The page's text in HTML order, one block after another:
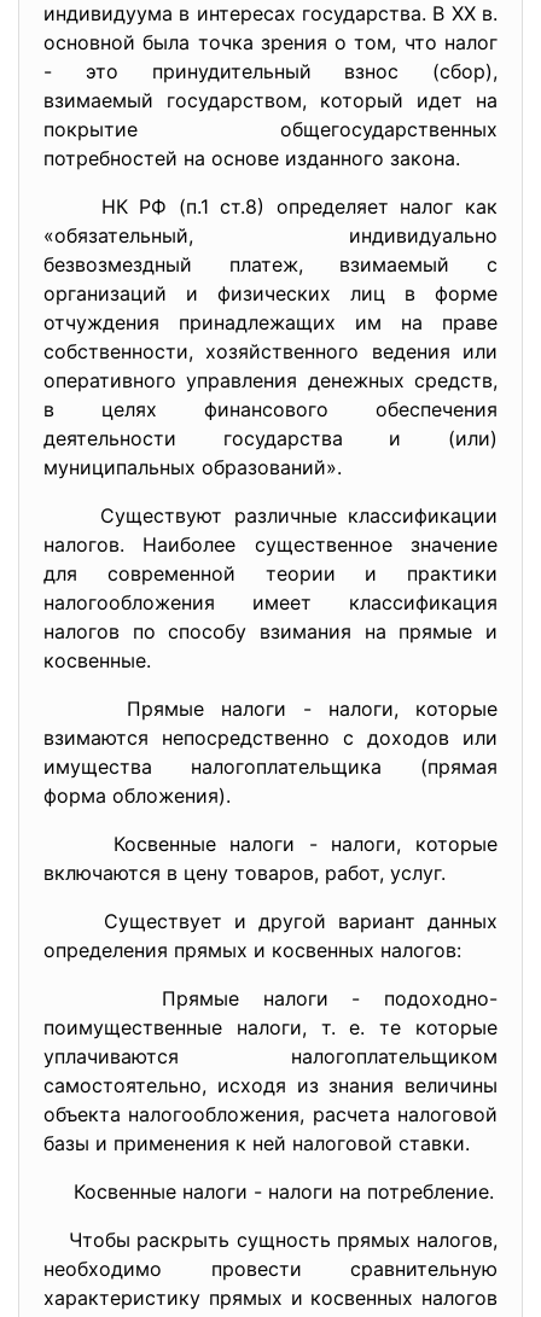
индивидуума в интересах государства. В ХХ в.
основной была точка зрения о том, что налог
- это принудительный взнос (сбор),
взимаемый государством, который идет на
покрытие общегосударственных
потребностей на основе изданного закона.
НК РФ (п.1 ст.8) определяет налог как
«обязательный, индивидуально
безвозмездный платеж, взимаемый с
организаций и физических лиц в форме
отчуждения принадлежащих им на праве
собственности, хозяйственного ведения или
оперативного управления денежных средств,
в целях финансового обеспечения
деятельности государства и (или)
муниципальных образований».
Существуют различные классификации
налогов. Наиболее существенное значение
для современной теории и практики
налогообложения имеет классификация
налогов по способу взимания на прямые и
косвенные.
Прямые налоги - налоги, которые
взимаются непосредственно с доходов или
имущества налогоплательщика (прямая
форма обложения).
Косвенные налоги - налоги, которые
включаются в цену товаров, работ, услуг.
Существует и другой вариант данных
определения прямых и косвенных налогов:
Прямые налоги - подоходно-
поимущественные налоги, т. е. те которые
уплачиваются налогоплательщиком
самостоятельно, исходя из знания величины
объекта налогообложения, расчета налоговой
базы и применения к ней налоговой ставки.
Косвенные налоги - налоги на потребление.
Чтобы раскрыть сущность прямых налогов,
необходимо провести сравнительную
характеристику прямых и косвенных налогов